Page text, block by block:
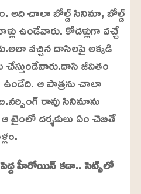
అది చాలా బోల్డ్ సినిమా, బోల్డ్
ఉండేవారు. కోడళ్లుగా వచ్చే
వచ్చిన దాసిలపై అక్కడి
జీవితం
ఆ పాత్రను చాలా
రావు సినిమాను
టైంలో దర్శకులు ఏం చెబితే
హీరోయిన్ కదా.. సెట్స్‌లో